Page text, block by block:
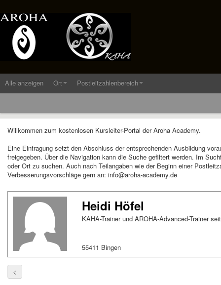
Alle anzeigen Ort Postleitzahlenbereich
Willkommen zum kostenlosen Kursleiter-Portal der Aroha Academy.
Eine Eintragung setzt den Abschluss der entsprechenden Ausbildung
freigegeben. Über die Navigation kann die Suche gefiltert werden. Im
oder Ort zu suchen. Auch nach Teilangaben wie der Beginn einer
Verbesserungsvorschläge gern an: info@aroha-academy.de
Heidi Höfel
KAHA-Trainer und AROHA-Advanced-Trainer
55411 Bingen
<